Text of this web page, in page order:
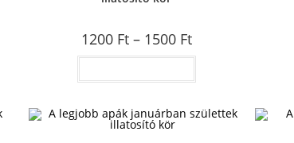
1200 Ft– 1500 Ft